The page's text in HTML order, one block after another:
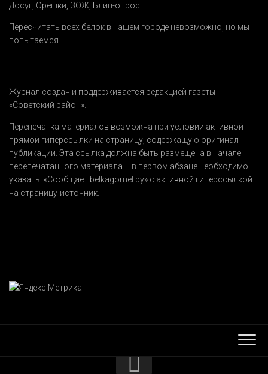
Досуг, Орешки, ЗОЖ, Блиц-опрос.
Пересчитать всех белок в нашем городе невозможно, но мы
попытаемся.
Журнал создан и поддерживается редакцией газеты
«Советский район».
Перепечатка материалов возможна при условии активной
прямой гиперссылки на страницу, содержащую оригинал
публикации. Эта ссылка должна быть размещена в начале
перепечатанного материала – в первом абзаце необходимо
указать: «Сообщает belkagomel.by» с активной гиперссылкой
на страницу-источник.